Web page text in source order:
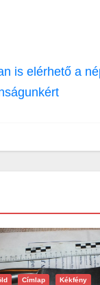
is elérhető a
Címlap Kékfény